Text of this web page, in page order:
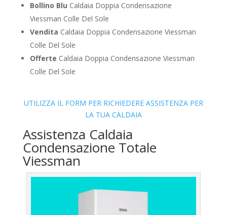
Bollino Blu Caldaia Doppia Condensazione
Viessman Colle Del Sole
Vendita Caldaia Doppia Condensazione Viessman
Colle Del Sole
Offerte Caldaia Doppia Condensazione Viessman
Colle Del Sole
UTILIZZA IL FORM PER RICHIEDERE ASSISTENZA PER
LA TUA CALDAIA
Assistenza Caldaia
Condensazione Totale
Viessman